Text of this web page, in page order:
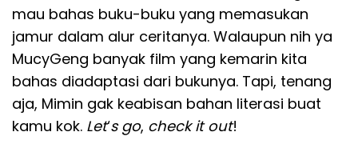
mau bahas buku-buku yang memasukan
jamur dalam alur ceritanya. Walaupun nih ya
MucyGeng banyak film yang kemarin kita
bahas diadaptasi dari bukunya. Tapi, tenang
aja, Mimin gak keabisan bahan literasi buat
kamu kok. Let‘s go, check it out!